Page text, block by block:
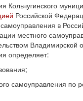
Кольчугинского
Российской
в
местного
Владимирской
определяет:
самоуправления по